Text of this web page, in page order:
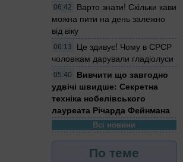
06:42
Варто знати! Скільки кави
можна пити на день залежно
від віку
06:13
Це здивує! Чому в СРСР
чоловікам дарували гладіолуси
05:40
Вивчити що завгодно
удвічі швидше: Секретна
техніка нобелівського
лауреата Річарда Фейнмана
Всі новини
По теме